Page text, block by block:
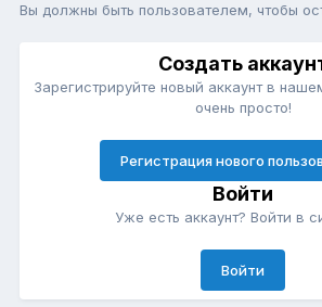
Вы должны быть пользователем, чтобы
Создать
Зарегистрируйте новый аккаунт в
очень просто!
Регистрация нового
Войти
Уже есть аккаунт? Войти в
Войти